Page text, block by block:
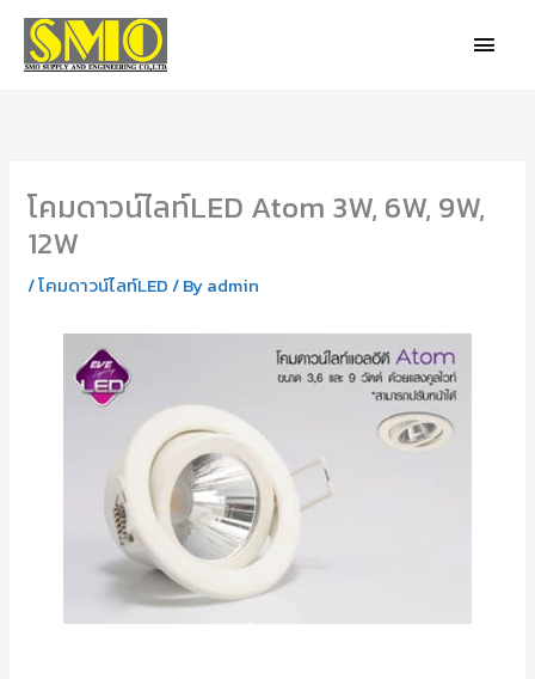
Skip
content
โคมดาวน์ไลท์LED Atom 3W, 6W, 9W,
12W
/โคมดาวน์ไลท์LED/ Byadmin